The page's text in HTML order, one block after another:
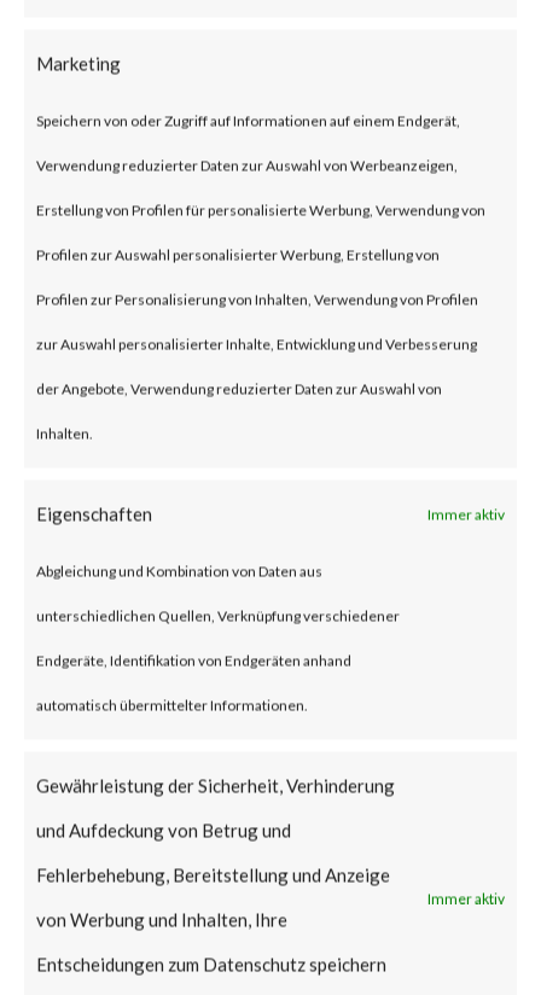
Marketing
Speichern von oder Zugriff auf Informationen auf einem Endgerät,
Verwendung reduzierter Daten zur Auswahl von Werbeanzeigen,
Erstellung von Profilen für personalisierte Werbung, Verwendung von
Profilen zur Auswahl personalisierter Werbung, Erstellung von
Profilen zur Personalisierung von Inhalten, Verwendung von Profilen
zur Auswahl personalisierter Inhalte, Entwicklung und Verbesserung
der Angebote, Verwendung reduzierter Daten zur Auswahl von
Inhalten.
Eigenschaften Immer aktiv
Abgleichung und Kombination von Daten aus
unterschiedlichen Quellen, Verknüpfung verschiedener
Endgeräte, Identifikation von Endgeräten anhand
automatisch übermittelter Informationen.
Gewährleistung der Sicherheit, Verhinderung
und Aufdeckung von Betrug und
Fehlerbehebung, Bereitstellung und Anzeige
von Werbung und Inhalten, Ihre
Entscheidungen zum Datenschutz speichern
Immer aktiv
The attack targets
vulnerable Oracle WebLogic
Server specifically in Oracle
Fusion Middleware. The
vulnerability is tracked under
CVE-2023-21839 and exploits
the flaw that allows
vulnerable servers via T3 and
IIOP (Oracle proprietary
protocol). The affected
versions are: 12.2.1.3.0,
12.2.1.4.0 and 14.1.1.0.0.
base score of 7.5 and attack
complexity is rated “low” in the
vendor advisory.
Why this is significant?